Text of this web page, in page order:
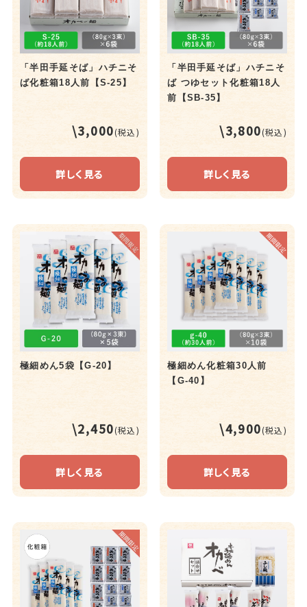
「半田手延そば」ハチニそ
ば化粧箱18人前【S-25】
\3,000(税込)
詳しく見る
「半田手延そば」ハチニそ
ば つゆセット化粧箱18人
前【SB-35】
\3,800(税込)
詳しく見る
極細めん5袋【G-20】
\2,450(税込)
詳しく見る
極細めん化粧箱30人前
【G-40】
\4,900(税込)
詳しく見る